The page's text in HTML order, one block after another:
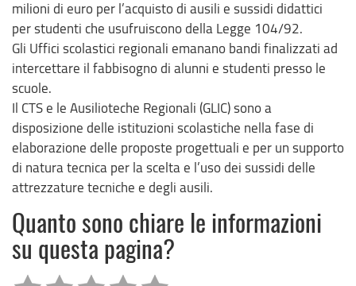
milioni di euro per l’acquisto di ausili e sussidi didattici
per studenti che usufruiscono della Legge 104/92.
Gli Uffici scolastici regionali emanano bandi finalizzati ad
intercettare il fabbisogno di alunni e studenti presso le
scuole.
Il CTS e le Ausilioteche Regionali (GLIC) sono a
disposizione delle istituzioni scolastiche nella fase di
elaborazione delle proposte progettuali e per un supporto
di natura tecnica per la scelta e l’uso dei sussidi delle
attrezzature tecniche e degli ausili.
Quanto sono chiare le informazioni
su questa pagina?